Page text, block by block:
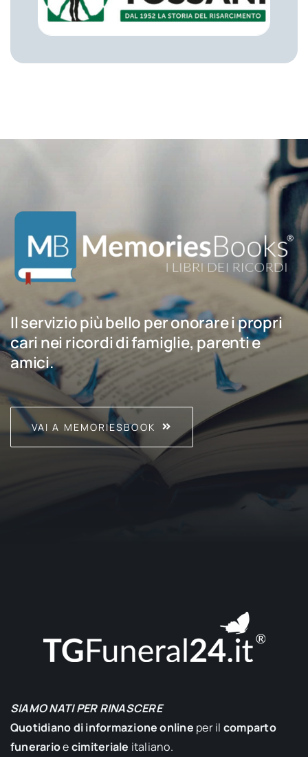
Il servizio più bello per onorare i propri
cari nei ricordi di famiglie, parenti e
amici.
VAI A MEMORIESBOOK
SIAMO NATI PER RINASCERE
Quotidiano di informazione online per il comparto
funerarioecimiteriale italiano.